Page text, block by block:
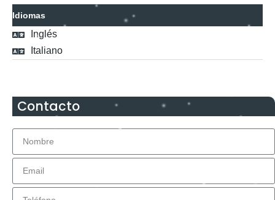
Idiomas
Inglés
Italiano
Contacto